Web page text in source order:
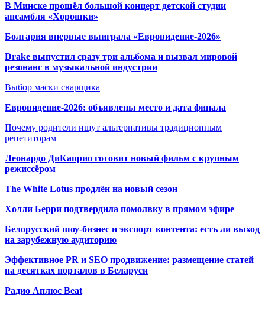
В Минске прошёл большой концерт детской студии
ансамбля «Хорошки»
Болгария впервые выиграла «Евровидение-2026»
Drake выпустил сразу три альбома и вызвал мировой
резонанс в музыкальной индустрии
Выбор маски сварщика
Евровидение-2026: объявлены место и дата финала
Почему родители ищут альтернативы традиционным
репетиторам
Леонардо ДиКаприо готовит новый фильм с крупным
режиссёром
The White Lotus продлён на новый сезон
Холли Берри подтвердила помолвку в прямом эфире
Белорусский шоу-бизнес и экспорт контента: есть ли выход
на зарубежную аудиторию
Эффективное PR и SEO продвижение: размещение статей
на десятках порталов в Беларуси
Радио Аплюс Beat